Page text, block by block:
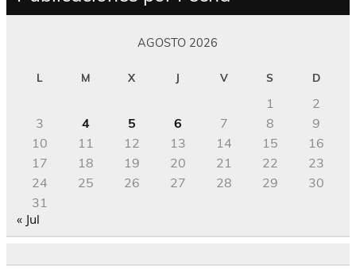
AGOSTO 2026
L M X J V S D
1
2
3
4 5 6 7 8
9
10
11 12 13 14 15
16
17
18 19 20 21 22
23
24
25 26 27 28 29
30
31
« Jul